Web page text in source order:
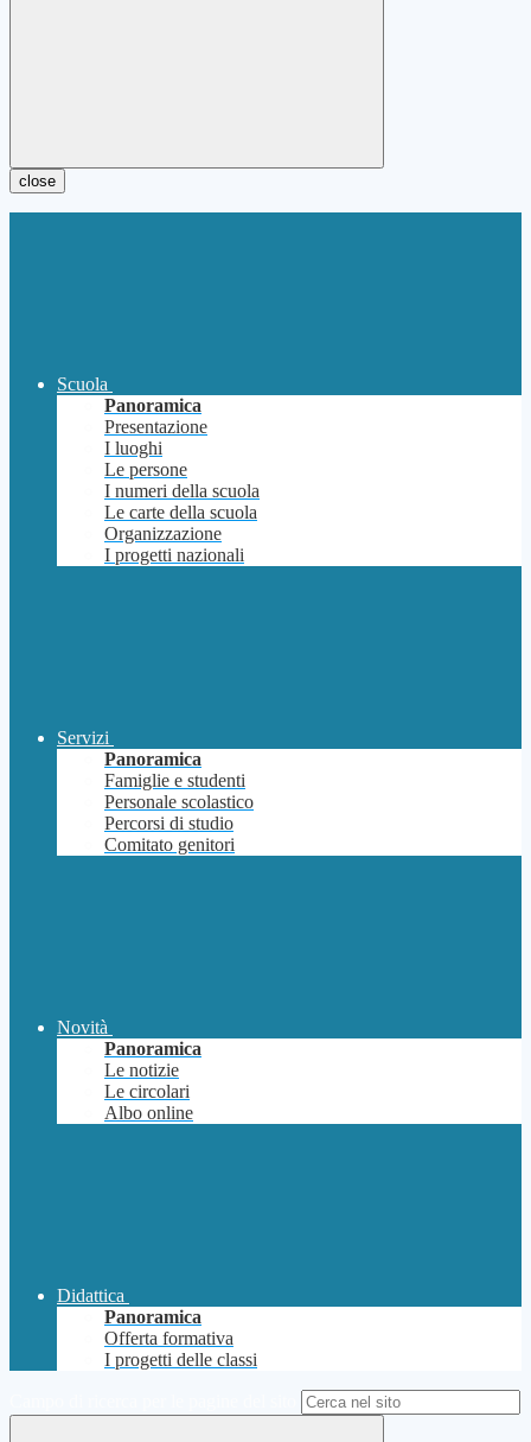
close
Scuola
Panoramica
Presentazione
I luoghi
Le persone
I numeri della scuola
Le carte della scuola
Organizzazione
I progetti nazionali
Servizi
Panoramica
Famiglie e studenti
Personale scolastico
Percorsi di studio
Comitato genitori
Novità
Panoramica
Le notizie
Le circolari
Albo online
Didattica
Panoramica
Offerta formativa
I progetti delle classi